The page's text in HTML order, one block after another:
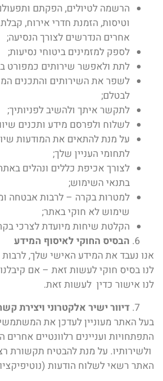
הרשמה לטיולים, הפקתם
וטיסות, הזמנת חדרי אירוח,
אחרים הנדרשים לצורך הנסיעה;
לספק למזמינים ביטוחי נסיעות;
לתת ולאפשר שירותים כמפורט
לשפר את השירותים והתכנים
לבטלם;
לתקשר איתך ולהשיב לפניותיך;
לשלוח ולפרסם מידע ותכנים
על מנת להתאים את המודעות
לתחומי העניין שלך;
לצורך אכיפת כללים ונהלים
בתנאי השימוש;
למטרות בקרה – לרבות אבטחה
שימוש לא חוקי באתר;
הקלטת שיחות מיועדת לצרכי
הבסיס החוקי לאיסוף המידע
אנו נעבד את המידע האישי שלך,
לנו בסיס חוקי לעשות זאת – אם
לנו אישור כדין לעשות זאת.
דיוור ישיר אלקטרוני
בעל האתר מעוניין לעדכן את
התפתחויות ועניינים רלוונטיים
ולשירותיו. על מנת להבטיח תקשורת
האתר רשאי לשלוח הודעות